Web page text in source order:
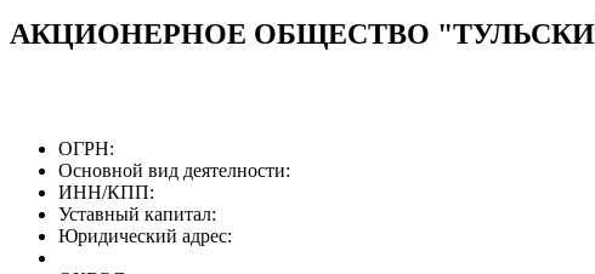
АКЦИОНЕРНОЕ ОБЩЕСТВО
ОГРН:
Основной вид деятелности:
ИНН/КПП:
Уставный капитал:
Юридический адрес: